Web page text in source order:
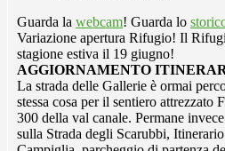
Guarda la webcam! Guarda lo
Variazione apertura Rifugio! Il
stagione estiva il 19 giugno!
AGGIORNAMENTO
La strada delle Gallerie è ormai
stessa cosa per il sentiero attrezzato
300 della val canale. Permane
sulla Strada degli Scarubbi,